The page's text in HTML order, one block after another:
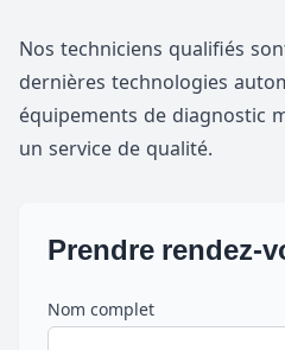
Nos techniciens qualifiés
dernières technologies
équipements de diagnostic
un service de qualité.
Prendre rendez-
Nom complet